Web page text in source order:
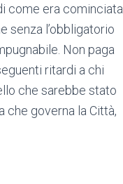
come era cominciata
senza l’obbligatorio
Non paga
ritardi a chi
che sarebbe stato
che governa la Città,